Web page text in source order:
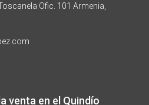
Ofic. 101 Armenia,
venta en el Quindío